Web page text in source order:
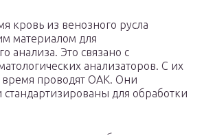
кровь из венозного русла
материалом для
анализа. Это связано с
анализаторов. С их
проводят ОАК. Они
для обработки